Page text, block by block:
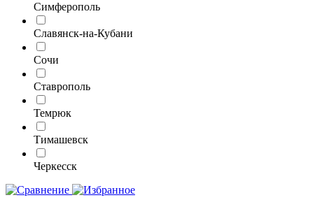
Симферополь
Славянск-на-Кубани
Сочи
Ставрополь
Темрюк
Тимашевск
Черкесск